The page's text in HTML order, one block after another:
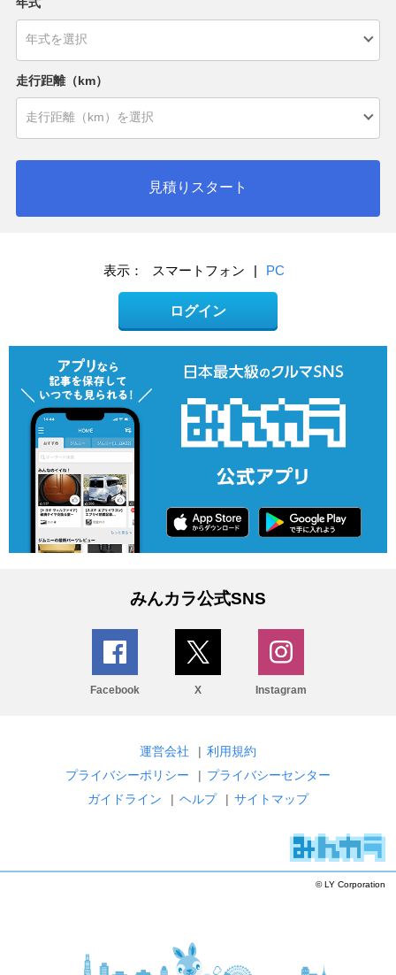
走行距離（km）
見積りスタート
表示： スマートフォン | PC
ログイン
みんカラ公式SNS
Facebook X Instagram
運営会社 | 利用規約
プライバシーポリシー
| プライバシーセンター
ガイドライン
| ヘルプ | サイトマップ
© LY Corporation